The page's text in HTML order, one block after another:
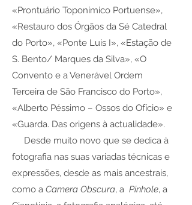
«Prontuário Toponímico Portuense»,
«Restauro dos Órgãos da Sé Catedral
do Porto», «Ponte Luis I», «Estação de
S. Bento/ Marques da Silva», «O
Convento e a Venerável Ordem
Terceira de São Francisco do Porto»,
«Alberto Péssimo – Ossos do Ofício» e
«Guarda. Das origens à actualidade».
Desde muito novo que se dedica à
fotografia nas suas variadas técnicas e
expressões, desde as mais ancestrais,
como a Camera Obscura, a Pinhole, a